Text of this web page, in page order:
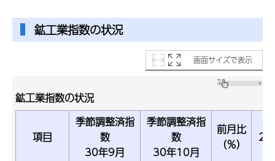
鉱工業指数の状況
画面サイズで表示
鉱工業指数の状況
項目
季節調整済指
数
30年9月
季節調整済指
数
30年10月
前月比
（％）
原
29